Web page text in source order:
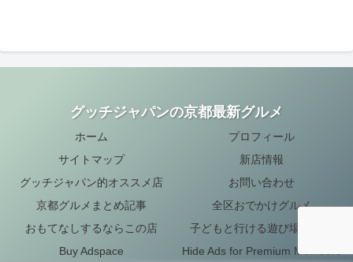
グッチジャパンの京都最新グルメ
ホーム
プロフィール
サイトマップ
新店情報
グッチジャパン的オススメ店
お問い合わせ
京都グルメまとめ記事
全区おでかけグルメ
おもてなしするならこの店
子どもと行ける遊び場・お店
Buy Adspace
Hide Ads for Premium Members